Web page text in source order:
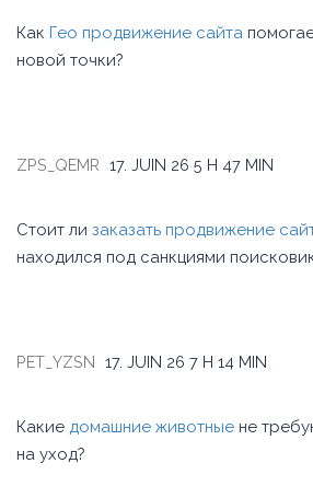
Как Гео продвижение сайта
новой точки?
ZPS_QEMR 17. JUIN 26 5 H 47 MIN
Стоит ли заказать продвижение
находился под санкциями
PET_YZSN 17. JUIN 26 7 H 14 MIN
Какие домашние животные не
на уход?